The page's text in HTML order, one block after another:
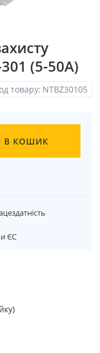
(5-50А)
товару: NTBZ30105
В КОШИК
ЄС